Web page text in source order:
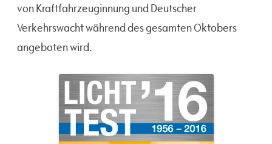
von Kraftfahrzeuginnung und Deutscher
Verkehrswacht während des gesamten Oktobers
angeboten wird.